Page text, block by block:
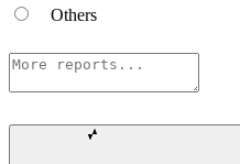
Others